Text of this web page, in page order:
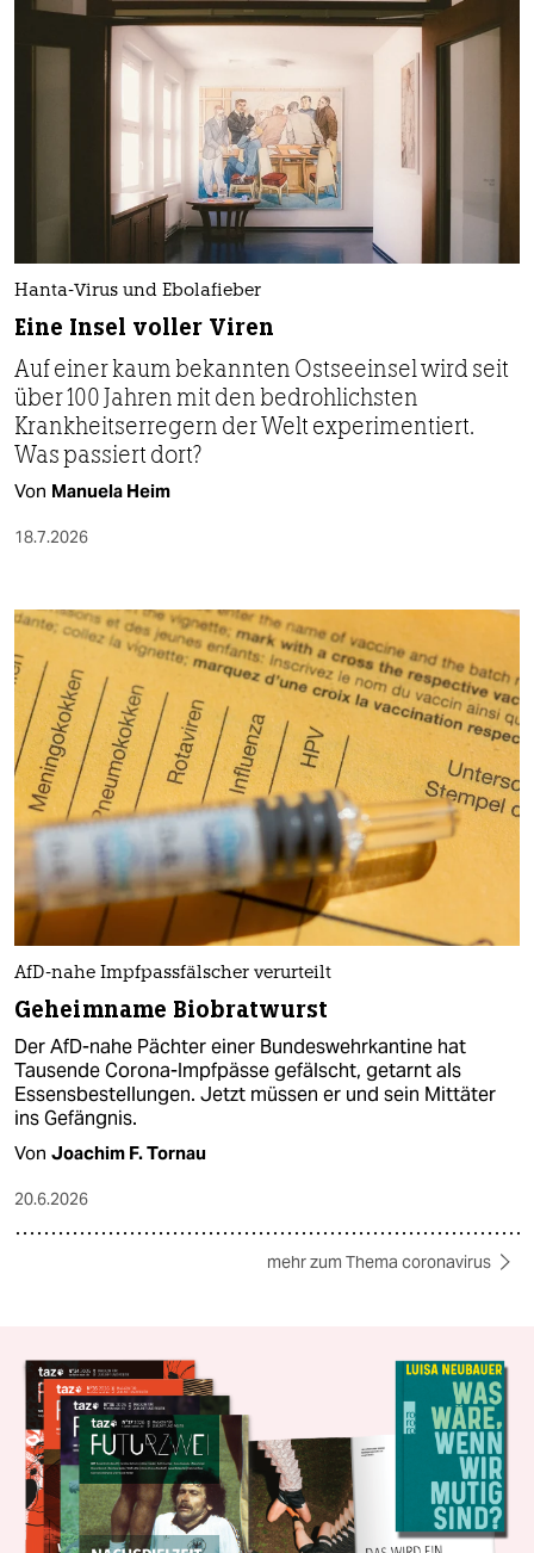
Hanta-Virus und Ebolafieber
Eine Insel voller Viren
Auf einer kaum bekannten Ostseeinsel wird seit
über 100 Jahren mit den bedrohlichsten
Krankheitserregern der Welt experimentiert.
Was passiert dort?
Von Manuela Heim
18.7.2026
AfD-nahe Impfpassfälscher verurteilt
Geheimname Biobratwurst
Der AfD-nahe Pächter einer Bundeswehrkantine hat
Tausende Corona-Impfpässe gefälscht, getarnt als
Essensbestellungen. Jetzt müssen er und sein Mittäter
ins Gefängnis.
Von Joachim F. Tornau
20.6.2026
mehr zum Thema coronavirus